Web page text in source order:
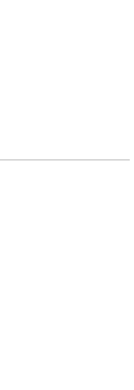
าน ที่ดิน คอนโด
าสในการขายได้มากกว่า ที่